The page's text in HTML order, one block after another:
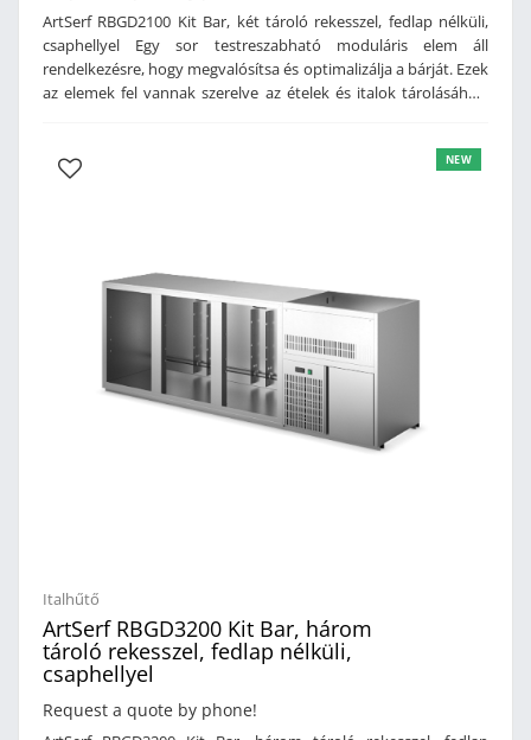
ArtSerf RBGD2100 Kit Bar, két tároló rekesszel, fedlap nélküli,
csaphellyel Egy sor testreszabható moduláris elem áll
rendelkezésre, hogy megvalósítsa és optimalizálja a bárját. Ezek
az elemek fel vannak szerelve az ételek és italok tárolásához,
munkalapok és hátsó csepegtetők egészítenek ki, így
kérésre. Műszaki leírás: Rozsdamentes kivitelKapható fordított
változatbanTároló rekeszek száma: 2Csaphelyek száma:
1Teljesítmény: 220 WÁramforrás: 230V / 50Hz / 1 fázisMéret:
1510 x 680 x 880 mm (szé x mé x ma)Az ár nem tartalmazza a
fiókokat és ajtót!
Italhűtő
ArtSerf RBGD3200 Kit Bar, három
tároló rekesszel, fedlap nélküli,
csaphellyel
Request a quote by phone!
NEW